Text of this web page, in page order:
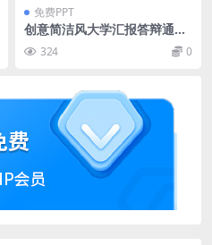
免费PPT
创意简洁风大学汇报答辩通用
ppt模板
324 0